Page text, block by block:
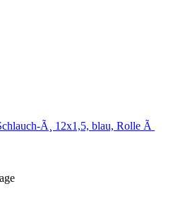
Ã¸ 12x1,5, blau, Rolle Ã